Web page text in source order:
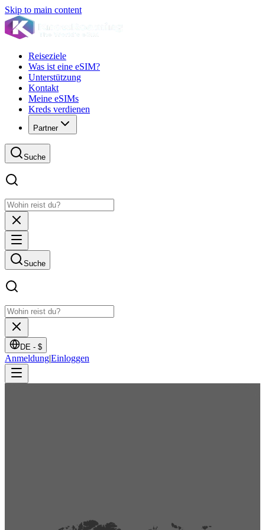
Skip to main content
Reiseziele
Was ist eine eSIM?
Unterstützung
Kontakt
Meine eSIMs
Kreds verdienen
Partner
Suche
Suche
DE - $
Anmeldung|Einloggen